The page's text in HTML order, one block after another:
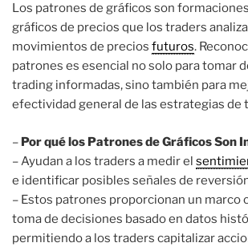
Los patrones de gráficos son
gráficos de precios que los traders
movimientos de precios futuros.
patrones es esencial no solo para tomar
trading informadas, sino también para
efectividad general de las estrategias de
– Por qué los Patrones de Gráficos Son
– Ayudan a los traders a medir el
e identificar posibles señales de
– Estos patrones proporcionan un marco
toma de decisiones basado en datos
permitiendo a los traders capitalizar